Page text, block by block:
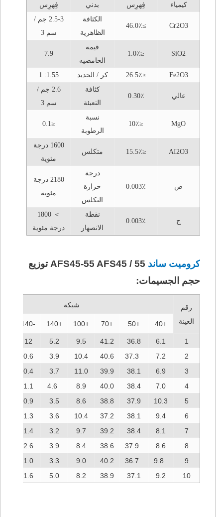
كيمياء فِهرِس بدني فِهرِس
Cr2O3 ≥46.0٪
الكثافة
الظاهرية
2.5-3 جم /
سم 3
SiO2 ≤1.0٪
قيمه
الحامضيه
7.9
Fe2O3 ≤26.5٪ كر / الحديد 1.55: 1
عالي 0.30٪
كثافة
التعبئة
2.6 جم /
سم 3
MgO ≤10٪
نسبة
الرطوبة
≤0.1
AI2O3 ≤15.5٪ متكلس
1600 درجة
مئوية
ص 0.003٪
درجة
حرارة
التكلس
2180 درجة
مئوية
ج 0.003٪
نقطة
الانصهار
＞ 1800
درجة مئوية
كروميت ساند
AFS45-55 AFS45 / 55 توزيع
حجم الجسيمات:
رقم
العينة
شبكة
+40
+50
+70
+100
+140
-140
1
6.1
36.8
41.2
9.5
5.2
12
2
7.2
40.6
10.4
3.9
0.6
3
6.9
38.1
39.9
11.0
3.7
0.4
4
7.0
38.4
40.0
8.9
1.1
5
10.3
37.9
38.8
8.6
3.5
0.9
6
9.4
38.1
37.2
10.4
3.6
1.3
7
8.1
38.4
39.2
9.7
3.2
1.4
8
8.6
38.6
8.4
3.9
2.6
9
40.2
9.0
3.3
1.0
10
9.2
37.1
38.9
8.2
5.0
1.6